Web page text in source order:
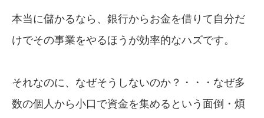
本当に儲かるなら、銀行からお金を借りて自分だ
けでその事業をやるほうが効率的なハズです。
それなのに、なぜそうしないのか？・・・なぜ多
数の個人から小口で資金を集めるという面倒・煩